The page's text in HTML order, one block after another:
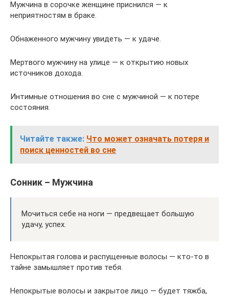
Мужчина в сорочке женщине приснился — к
неприятностям в браке.
Обнаженного мужчину увидеть — к удаче.
Мертвого мужчину на улице — к открытию новых
источников дохода.
Интимные отношения во сне с мужчиной — к потере
состояния.
Читайте также: Что может означать потеря и
поиск ценностей во сне
Сонник – Мужчина
Мочиться себе на ноги — предвещает большую
удачу, успех.
Непокрытая голова и распущенные волосы — кто-то в
тайне замышляет против тебя.
Непокрытые волосы и закрытое лицо — будет тяжба,